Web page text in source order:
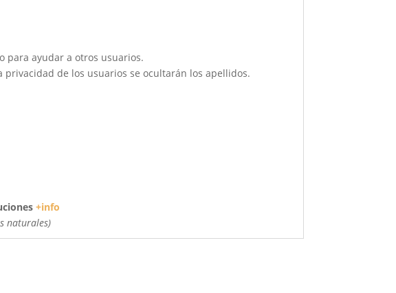
para ayudar a otros usuarios.
de los usuarios se ocultarán los apellidos.
+info
naturales)